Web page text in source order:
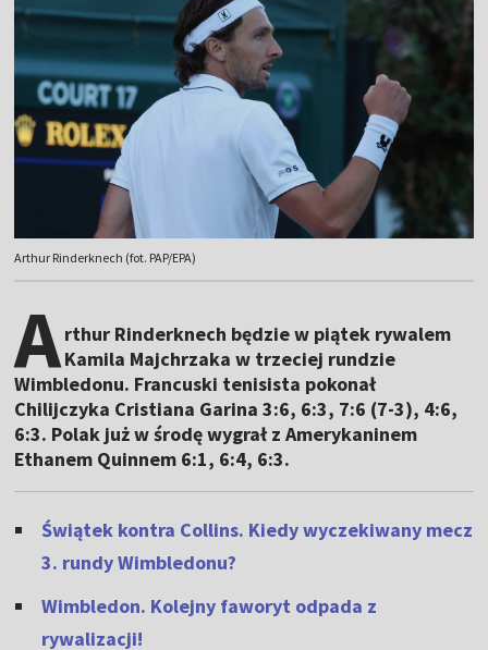
Arthur Rinderknech (fot. PAP/EPA)
Arthur Rinderknech będzie w piątek rywalem
Kamila Majchrzaka w trzeciej rundzie
Wimbledonu. Francuski tenisista pokonał
Chilijczyka Cristiana Garina 3:6, 6:3, 7:6 (7-3), 4:6,
6:3. Polak już w środę wygrał z Amerykaninem
Ethanem Quinnem 6:1, 6:4, 6:3.
Świątek kontra Collins. Kiedy wyczekiwany mecz
3. rundy Wimbledonu?
Wimbledon. Kolejny faworyt odpada z
rywalizacji!